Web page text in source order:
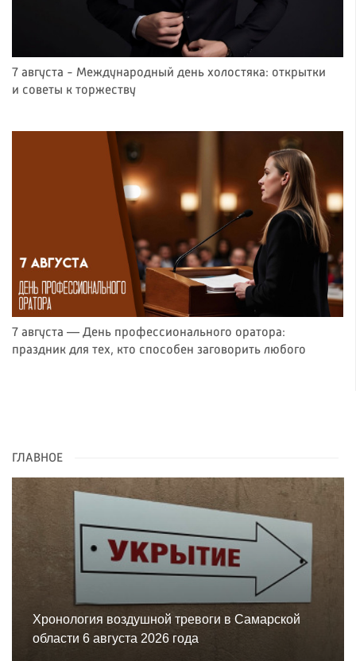
7 августа - Международный день холостяка: открытки
и советы к торжеству
7 августа — День профессионального оратора:
праздник для тех, кто способен заговорить любого
ГЛАВНОЕ
Хронология воздушной тревоги в Самарской
области 6 августа 2026 года